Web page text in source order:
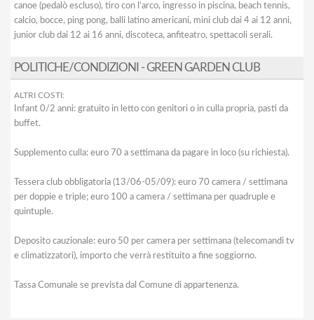
canoe (pedalò escluso), tiro con l’arco, ingresso in piscina, beach tennis,
calcio, bocce, ping pong, balli latino americani, mini club dai 4 ai 12 anni,
junior club dai 12 ai 16 anni, discoteca, anfiteatro, spettacoli serali.
POLITICHE/CONDIZIONI - GREEN GARDEN CLUB
ALTRI COSTI:
Infant 0/2 anni: gratuito in letto con genitori o in culla propria, pasti da
buffet.
Supplemento culla: euro 70 a settimana da pagare in loco (su richiesta).
Tessera club obbligatoria (13/06-05/09): euro 70 camera / settimana
per doppie e triple; euro 100 a camera / settimana per quadruple e
quintuple.
Deposito cauzionale: euro 50 per camera per settimana (telecomandi tv
e climatizzatori), importo che verrà restituito a fine soggiorno.
Tassa Comunale se prevista dal Comune di appartenenza.